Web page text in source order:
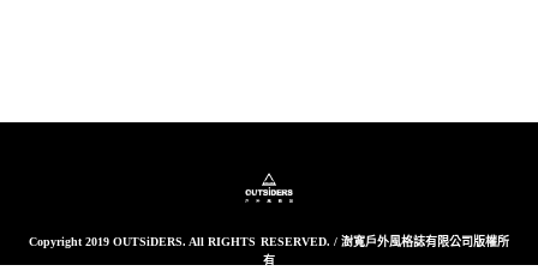
Copyright 2019 OUTSiDERS. All RIGHTS RESERVED. / 澍寬戶外風格誌有限公司版權所
有